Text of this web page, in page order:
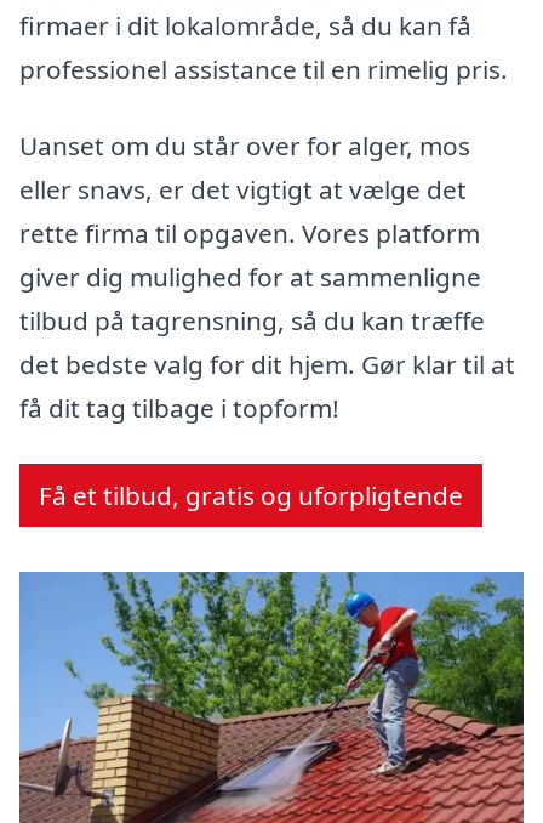
firmaer i dit lokalområde, så du kan få
professionel assistance til en rimelig pris.
Uanset om du står over for alger, mos
eller snavs, er det vigtigt at vælge det
rette firma til opgaven. Vores platform
giver dig mulighed for at sammenligne
tilbud på tagrensning, så du kan træffe
det bedste valg for dit hjem. Gør klar til at
få dit tag tilbage i topform!
Få et tilbud, gratis og uforpligtende